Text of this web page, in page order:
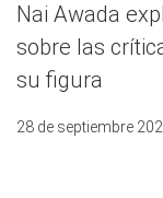
Nai Awada
sobre las
su figura
28 de septiembre